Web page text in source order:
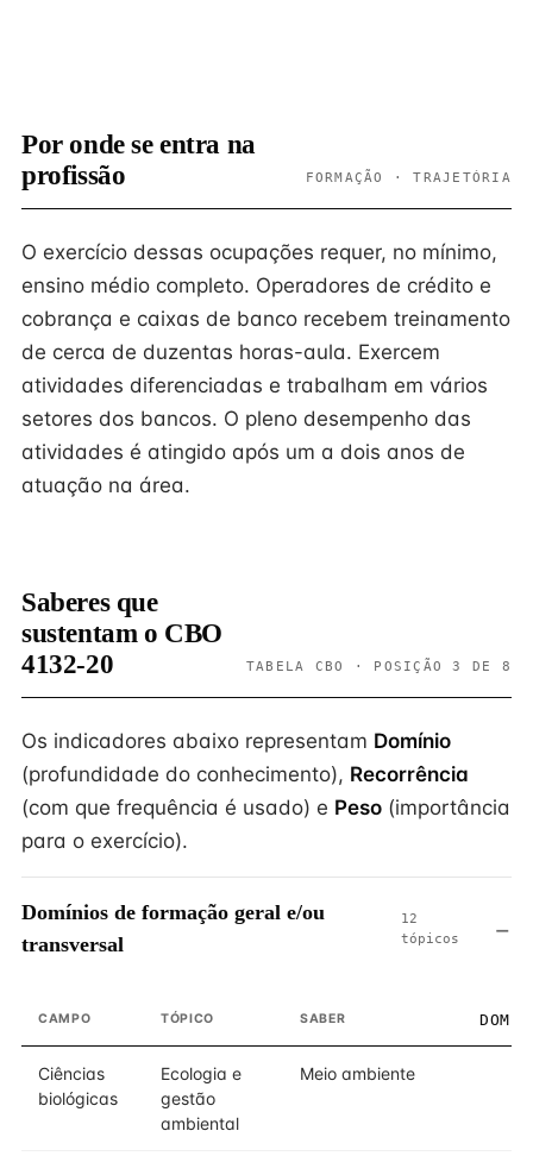
Por onde se entra na
profissão
FORMAÇÃO · TRAJETÓRIA
O exercício dessas ocupações requer, no mínimo,
ensino médio completo. Operadores de crédito e
cobrança e caixas de banco recebem treinamento
de cerca de duzentas horas-aula. Exercem
atividades diferenciadas e trabalham em vários
setores dos bancos. O pleno desempenho das
atividades é atingido após um a dois anos de
atuação na área.
Saberes que
sustentam o CBO
4132-20
TABELA CBO · POSIÇÃO 3 DE 8
Os indicadores abaixo representam Domínio
(profundidade do conhecimento), Recorrência
(com que frequência é usado) e Peso (importância
para o exercício).
Domínios de formação geral e/ou
transversal
12
tópicos
CAMPO TÓPICO SABER
Ciências
biológicas
Ecologia e
gestão
ambiental
Meio ambiente